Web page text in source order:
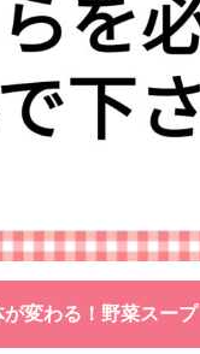
変わる！野菜スープ